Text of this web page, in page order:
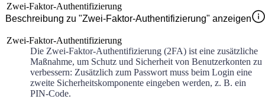
Zwei-Faktor-Authentifizierung
Beschreibung zu "Zwei-Faktor-Authentifizierung" anzeigen
Zwei-Faktor-Authentifizierung
Die Zwei-Faktor-Authentifizierung (2FA) ist eine zusätzliche
Maßnahme, um Schutz und Sicherheit von Benutzerkonten zu
verbessern: Zusätzlich zum Passwort muss beim Login eine
zweite Sicherheitskomponente eingeben werden, z. B. ein
PIN-Code.